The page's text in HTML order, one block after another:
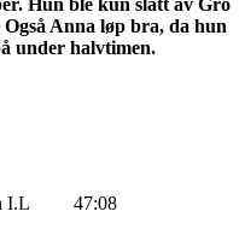
Hun ble kun slått av Gro
Anna løp bra, da hun
under halvtimen.
I.L 47:08